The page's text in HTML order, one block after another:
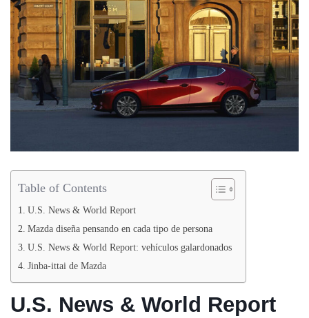
Table of Contents
U.S. News & World Report
Mazda diseña pensando en cada tipo de persona
U.S. News & World Report: vehículos galardonados
Jinba-ittai de Mazda
U.S. News & World Report